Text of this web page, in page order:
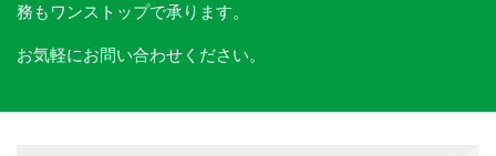
務もワンストップで承ります。
お気軽にお問い合わせください。